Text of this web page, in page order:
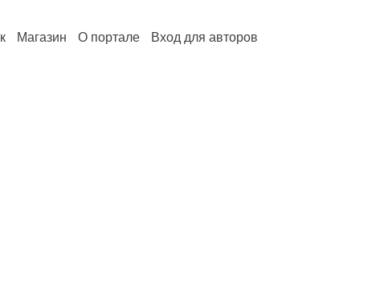
Магазин О портале Вход для авторов